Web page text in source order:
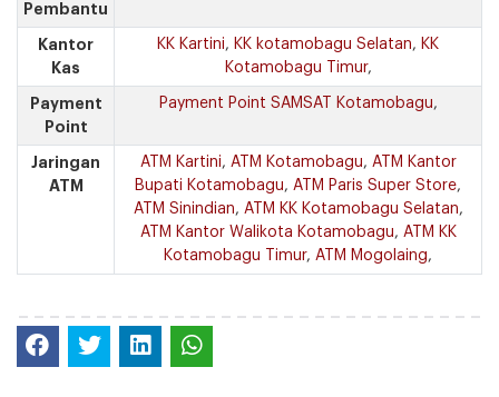
Pembantu
Kantor
Kas
KK Kartini, KK kotamobagu Selatan, KK
Kotamobagu Timur,
Payment
Point
Payment Point SAMSAT Kotamobagu,
Jaringan
ATM
ATM Kartini, ATM Kotamobagu, ATM Kantor
Bupati Kotamobagu, ATM Paris Super Store,
ATM Sinindian, ATM KK Kotamobagu Selatan,
ATM Kantor Walikota Kotamobagu, ATM KK
Kotamobagu Timur, ATM Mogolaing,